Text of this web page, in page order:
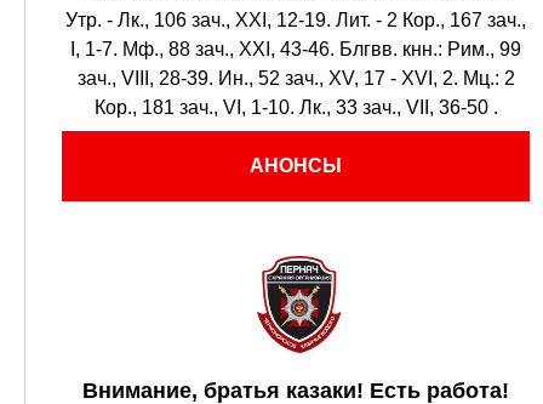
Утр. - Лк., 106 зач., XXI, 12-19. Лит. - 2 Кор., 167 зач.,
I, 1-7. Мф., 88 зач., XXI, 43-46. Блгвв. кнн.: Рим., 99
зач., VIII, 28-39. Ин., 52 зач., XV, 17 - XVI, 2. Мц.: 2
Кор., 181 зач., VI, 1-10. Лк., 33 зач., VII, 36-50 .
АНОНСЫ
Внимание, братья казаки! Есть работа!